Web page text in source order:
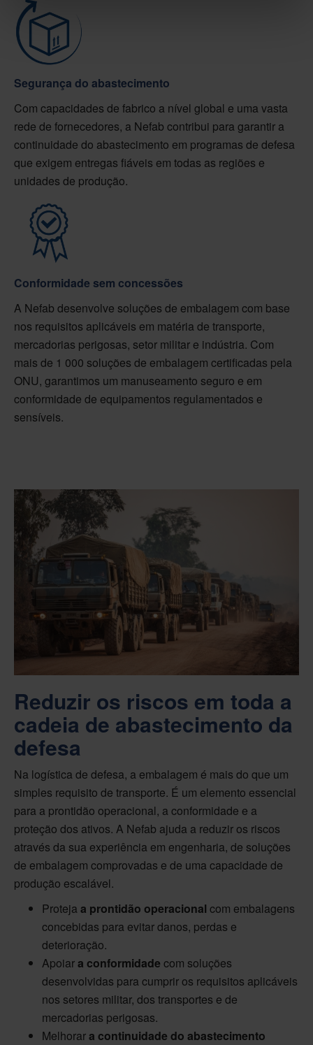
Segurança do abastecimento
Com capacidades de fabrico a nível global e uma vasta
rede de fornecedores, a Nefab contribui para garantir a
continuidade do abastecimento em programas de defesa
que exigem entregas fiáveis em todas as regiões e
unidades de produção.
Conformidade sem concessões
A Nefab desenvolve soluções de embalagem com base
nos requisitos aplicáveis em matéria de transporte,
mercadorias perigosas, setor militar e indústria. Com
mais de 1 000 soluções de embalagem certificadas pela
ONU, garantimos um manuseamento seguro e em
conformidade de equipamentos regulamentados e
sensíveis.
Reduzir os riscos em toda a
cadeia de abastecimento da
defesa
Na logística de defesa, a embalagem é mais do que um
simples requisito de transporte. É um elemento essencial
para a prontidão operacional, a conformidade e a
proteção dos ativos. A Nefab ajuda a reduzir os riscos
através da sua experiência em engenharia, de soluções
de embalagem comprovadas e de uma capacidade de
produção escalável.
Protejaa prontidão operacional com embalagens
concebidas para evitar danos, perdas e
deterioração.
Apoiara conformidade com soluções
desenvolvidas para cumprir os requisitos aplicáveis
nos setores militar, dos transportes e de
mercadorias perigosas.
Melhorara continuidade do abastecimento